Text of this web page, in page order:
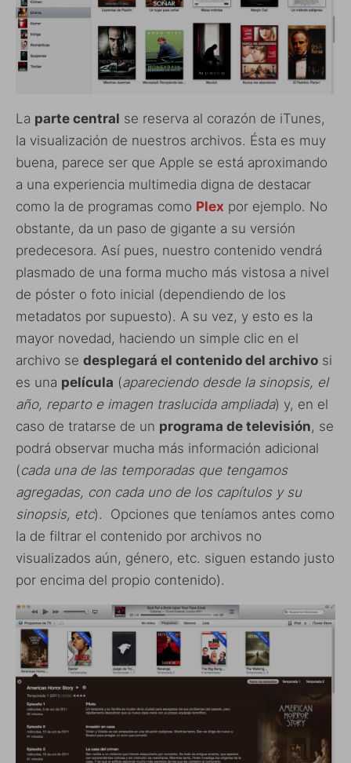
La parte central se reserva al corazón de iTunes,
la visualización de nuestros archivos. Ésta es muy
buena, parece ser que Apple se está aproximando
a una experiencia multimedia digna de destacar
como la de programas como Plex por ejemplo. No
obstante, da un paso de gigante a su versión
predecesora. Así pues, nuestro contenido vendrá
plasmado de una forma mucho más vistosa a nivel
de póster o foto inicial (dependiendo de los
metadatos por supuesto). A su vez, y esto es la
mayor novedad, haciendo un simple clic en el
archivo se desplegará el contenido del archivo si
es una película (apareciendo desde la sinopsis, el
año, reparto e imagen traslucida ampliada) y, en el
caso de tratarse de un programa de televisión, se
podrá observar mucha más información adicional
(cada una de las temporadas que tengamos
agregadas, con cada uno de los capítulos y su
sinopsis, etc). Opciones que teníamos antes como
la de filtrar el contenido por archivos no
visualizados aún, género, etc. siguen estando justo
por encima del propio contenido).